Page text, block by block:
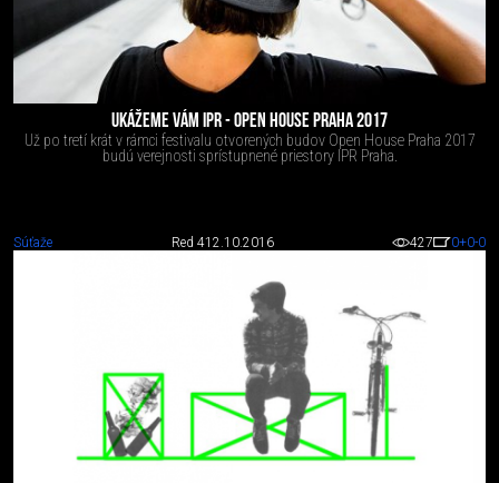
UKÁŽEME VÁM IPR - OPEN HOUSE PRAHA 2017
Už po tretí krát v rámci festivalu otvorených budov Open House Praha 2017
budú verejnosti sprístupnené priestory IPR Praha.
Súťaže Red 412.10.2016 427 0+0-0